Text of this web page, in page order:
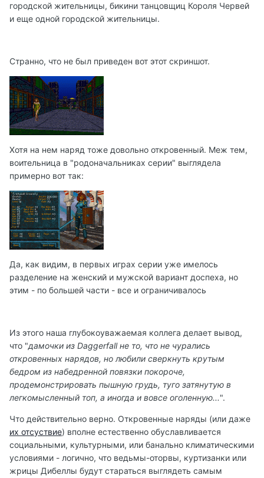
городской жительницы, бикини танцовщиц Короля Червей
и еще одной городской жительницы.
Странно, что не был приведен вот этот скриншот.
Хотя на нем наряд тоже довольно откровенный. Меж тем,
воительница в "родоначальниках серии" выглядела
примерно вот так:
Да, как видим, в первых играх серии уже имелось
разделение на женский и мужской вариант доспеха, но
этим - по большей части - все и ограничивалось
Из этого наша глубокоуважаемая коллега делает вывод,
что "дамочки из Daggerfall не то, что не чурались
откровенных нарядов, но любили сверкнуть крутым
бедром из набедренной повязки покороче,
продемонстрировать пышную грудь, туго затянутую в
легкомысленный топ, а иногда и вовсе оголенную...".
Что действительно верно. Откровенные наряды (или даже
их отсуствие) вполне естественно обуславливается
социальными, культурными, или банально климатическими
условиями - логично, что ведьмы-оторвы, куртизанки или
жрицы Дибеллы будут стараться выглядеть самым